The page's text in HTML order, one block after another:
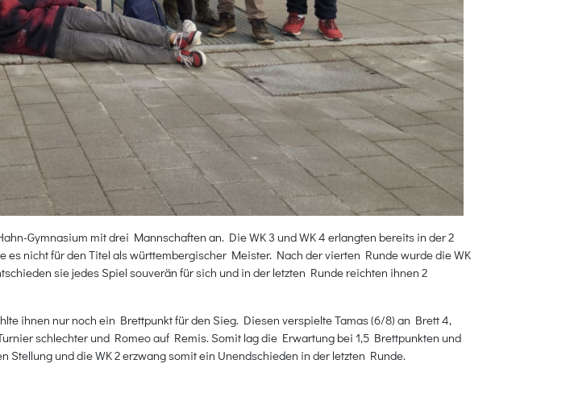
Gymnasium mit drei Mannschaften an. Die WK 3 und WK 4 erlangten bereits in der 2
nicht für den Titel als württembergischer Meister. Nach der vierten Runde wurde die WK
sie jedes Spiel souverän für sich und in der letzten Runde reichten ihnen 2
ihnen nur noch ein Brettpunkt für den Sieg. Diesen verspielte Tamas (6/8) an Brett 4,
schlechter und Romeo auf Remis. Somit lag die Erwartung bei 1,5 Brettpunkten und
und die WK 2 erzwang somit ein Unendschieden in der letzten Runde.